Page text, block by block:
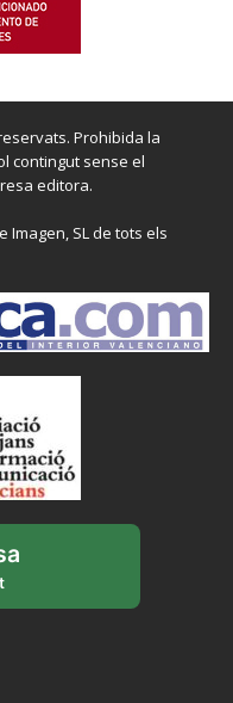
Prohibida la
contingut sense el
editora.
Imagen, SL de tots els